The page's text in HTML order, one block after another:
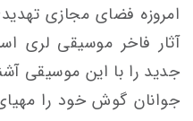
امروزه فضای مجازی
آثار فاخر موسیقی لری
جدید را با این موسیقی
جوانان گوش خود را